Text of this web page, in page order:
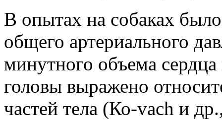
В опытах на собаках
общего артериального
минутного объема
головы выражено
частей тела (Ко-vach и